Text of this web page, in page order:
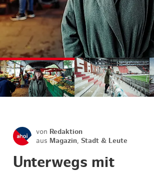
© ©
von Redaktion
aus Magazin ,Stadt & Leute
Unterwegs mit